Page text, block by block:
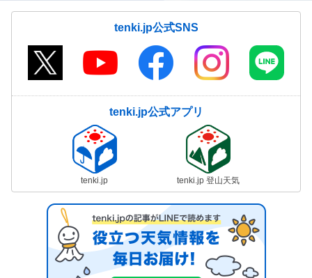
tenki.jp公式SNS
tenki.jp公式アプリ
tenki.jp tenki.jp 登山天気